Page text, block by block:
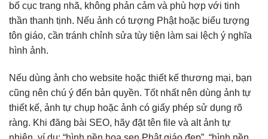
bố cục trang nhã, không phản cảm và phù hợp với tinh
thần thanh tịnh. Nếu ảnh có tượng Phật hoặc biểu tượng
tôn giáo, cần tránh chỉnh sửa tùy tiện làm sai lệch ý nghĩa
hình ảnh.
Nếu dùng ảnh cho website hoặc thiết kế thương mại, bạn
cũng nên chú ý đến bản quyền. Tốt nhất nên dùng ảnh tự
thiết kế, ảnh tự chụp hoặc ảnh có giấy phép sử dụng rõ
ràng. Khi đăng bài SEO, hãy đặt tên file và alt ảnh tự